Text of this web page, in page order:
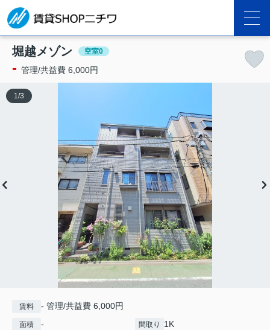
堀越メゾン 空室0
- 管理/共益費 6,000円
1 /3
賃料 - 管理/共益費 6,000円
面積 - 間取り 1K